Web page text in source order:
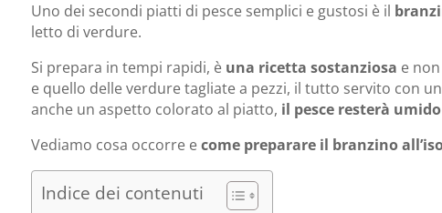
Uno dei secondi piatti di pesce semplici e gustosi è il
letto di verdure.
Si prepara in tempi rapidi, è una ricetta sostanziosa e
e quello delle verdure tagliate a pezzi, il tutto servito con un
anche un aspetto colorato al piatto, il pesce resterà umido
Vediamo cosa occorre ecome preparare il branzino
Indice dei contenuti